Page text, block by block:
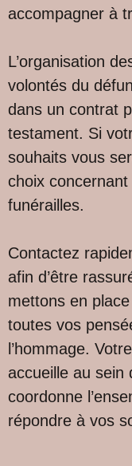
accompagner à
L’organisation
volontés du
dans un contrat
testament. Si
souhaits vous
choix concernant
funérailles.
Contactez
afin d’être
mettons en
toutes vos
l’hommage.
accueille au sein
coordonne
répondre à vos